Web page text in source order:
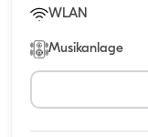
WLAN
Musikanlage